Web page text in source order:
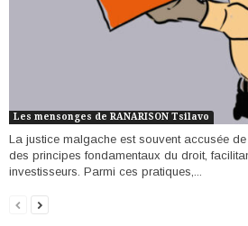
Les mensonges de RANARISON Tsilavo
La justice malgache est souvent accusée
des principes fondamentaux du droit,
investisseurs. Parmi ces pratiques,...